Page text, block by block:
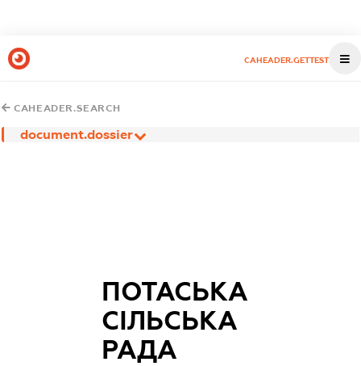
CAHEADER.GETTEST
CAHEADER.SEARCH
document.dossier
ПОТАСЬКА
СІЛЬСЬКА
РАДА